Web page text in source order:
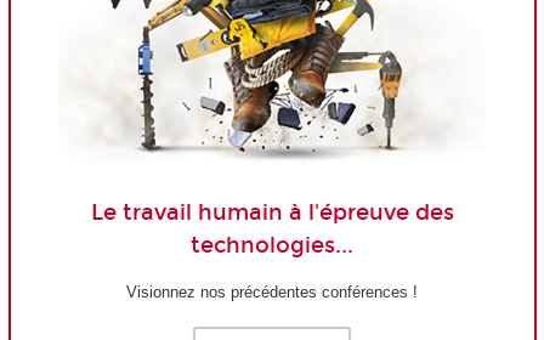
Le travail humain à l'épreuve des
technologies...
Visionnez nos précédentes conférences !